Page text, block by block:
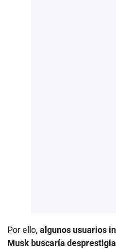
Por ello, algunos usuarios
Musk buscaría